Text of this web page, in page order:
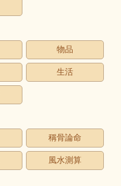
物品
生活
稱骨論命
風水測算